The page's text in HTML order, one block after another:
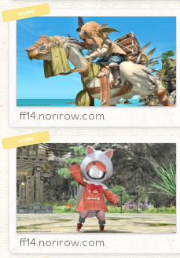
ff14.norirow.com
ff14.norirow.com